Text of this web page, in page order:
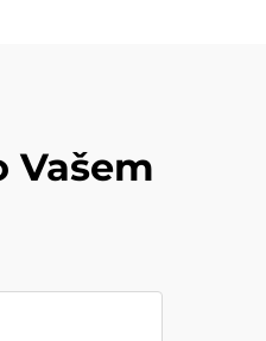
Vašem